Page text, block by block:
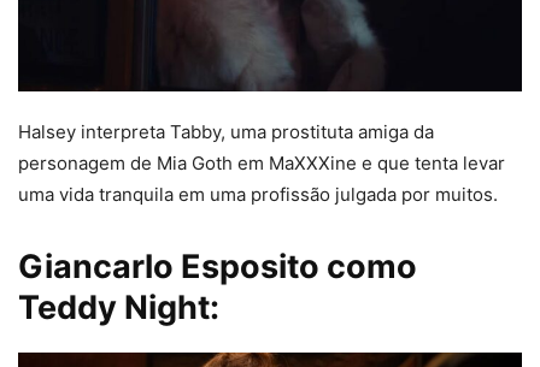
Halsey interpreta Tabby, uma prostituta amiga da
personagem de Mia Goth em MaXXXine e que tenta levar
uma vida tranquila em uma profissão julgada por muitos.
Giancarlo Esposito como
Teddy Night: